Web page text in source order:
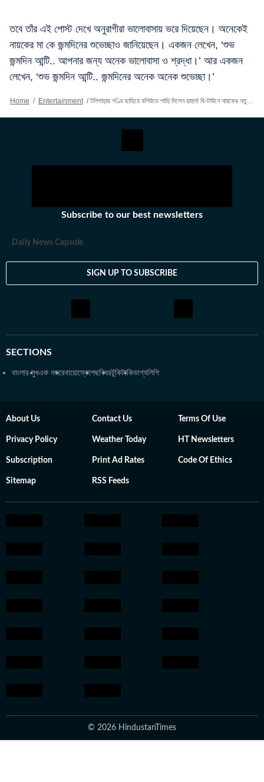
তবে তাঁর এই পোস্ট দেখে অনুরাগীরা ভালোবাসায় ভরে দিয়েছেন। অনেকেই
নায়কের মা কে জন্মদিনের শুভেচ্ছাও জানিয়েছেন। একজন লেখেন, ‘শুভ
জন্মদিন আন্টি.. আপনার জন্য অনেক ভালোবাসা ও শ্রদ্ধা।’ আর একজন
লেখেন, ‘শুভ জন্মদিন আন্টি.. জন্মদিনের অনেক অনেক শুভেচ্ছা।’
Home / Entertainment / টলিপাড়ার গণ্ডি ছাড়িয়ে বলিউডে পাড়ি দিলেন রাহুল! বি-টাউনে নায়কের নতুন কোন কাজ আসছে?
Subscribe to our best newsletters
Daily News Capsule
SIGN UP TO SUBSCRIBE
SECTIONS
বাংলার মুখএক নজরেবায়োস্কোপছবিঘরটুকিটাকিভাগ্যলিপি
About Us Contact Us Terms Of Use
Privacy Policy Weather Today HT Newsletters
Subscription Print Ad Rates Code Of Ethics
Sitemap RSS Feeds
© 2026 HindustanTimes